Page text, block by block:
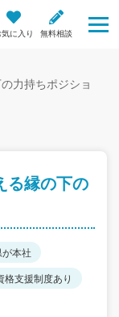
気に入り 無料相談
力持ちポジショ
縁の下の
本社
格支援制度あり